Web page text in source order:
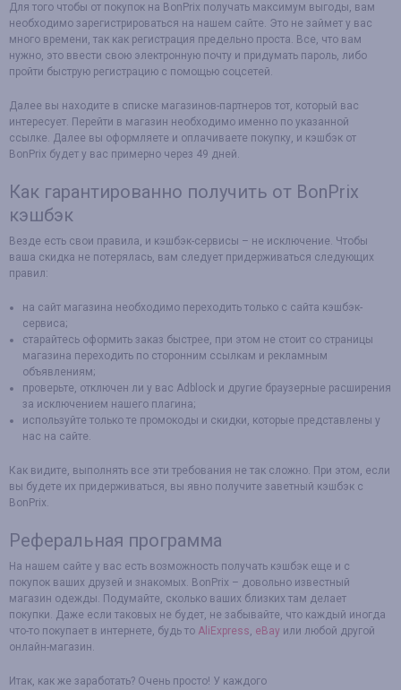
Для того чтобы от покупок на BonPrix получать максимум выгоды, вам
необходимо зарегистрироваться на нашем сайте. Это не займет у вас
много времени, так как регистрация предельно проста. Все, что вам
нужно, это ввести свою электронную почту и придумать пароль, либо
пройти быструю регистрацию с помощью соцсетей.
Далее вы находите в списке магазинов-партнеров тот, который вас
интересует. Перейти в магазин необходимо именно по указанной
ссылке. Далее вы оформляете и оплачиваете покупку, и кэшбэк от
BonPrix будет у вас примерно через 49 дней.
Как гарантированно получить от BonPrix
кэшбэк
Везде есть свои правила, и кэшбэк-сервисы – не исключение. Чтобы
ваша скидка не потерялась, вам следует придерживаться следующих
правил:
на сайт магазина необходимо переходить только с сайта кэшбэк-
сервиса;
старайтесь оформить заказ быстрее, при этом не стоит со страницы
магазина переходить по сторонним ссылкам и рекламным
объявлениям;
проверьте, отключен ли у вас Adblock и другие браузерные расширения
за исключением нашего плагина;
используйте только те промокоды и скидки, которые представлены у
нас на сайте.
Как видите, выполнять все эти требования не так сложно. При этом, если
вы будете их придерживаться, вы явно получите заветный кэшбэк с
BonPrix.
Реферальная программа
На нашем сайте у вас есть возможность получать кэшбэк еще и с
покупок ваших друзей и знакомых. BonPrix – довольно известный
магазин одежды. Подумайте, сколько ваших близких там делает
покупки. Даже если таковых не будет, не забывайте, что каждый иногда
что-то покупает в интернете, будь то AliExpress, eBay или любой другой
онлайн-магазин.
Итак, как же заработать? Очень просто! У каждого